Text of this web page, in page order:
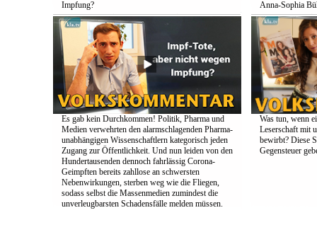
Impfung?
Es gab kein Durchkommen! Politik, Pharma und
Medien verwehrten den alarmschlagenden Pharma-
unabhängigen Wissenschaftlern kategorisch jeden
Zugang zur Öffentlichkeit. Und nun leiden von den
Hundertausenden dennoch fahrlässig Corona-
Geimpften bereits zahllose an schwersten
Nebenwirkungen, sterben weg wie die Fliegen,
sodass selbst die Massenmedien zumindest die
unverleugbarsten Schadensfälle melden müssen.
Anna-Sophia
Was tun, wenn
Leserschaft mit
bewirbt? Diese
Gegensteuer